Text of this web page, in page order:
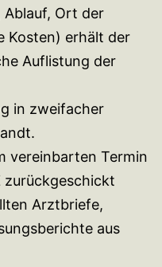
Ablauf, Ort der
Kosten) erhält der
Auflistung der
in zweifacher
vereinbarten Termin
zurückgeschickt
Arztbriefe,
aus